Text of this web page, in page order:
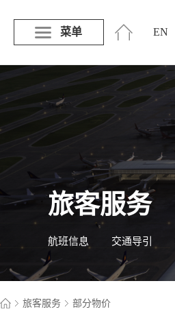
菜单 EN
旅客服务
航班信息 交通导引
旅客服务 部分物价